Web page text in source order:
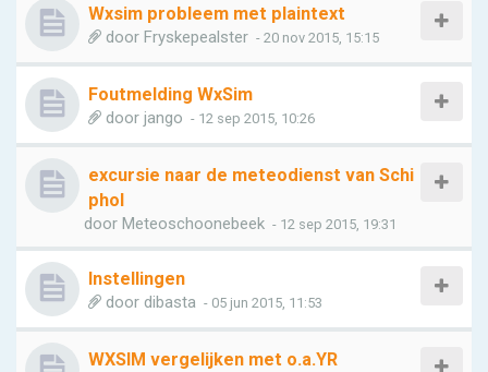
Wxsim probleem met plaintext
door Fryskepealster - 20 nov 2015, 15:15
Foutmelding WxSim
door jango - 12 sep 2015, 10:26
excursie naar de meteodienst van Schi
phol
door Meteoschoonebeek - 12 sep 2015, 19:31
Instellingen
door dibasta - 05 jun 2015, 11:53
WXSIM vergelijken met o.a.YR